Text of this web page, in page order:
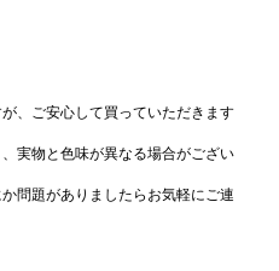
、ご安心して買っていただきます
実物と色味が異なる場合がござい
問題がありましたらお気軽にご連